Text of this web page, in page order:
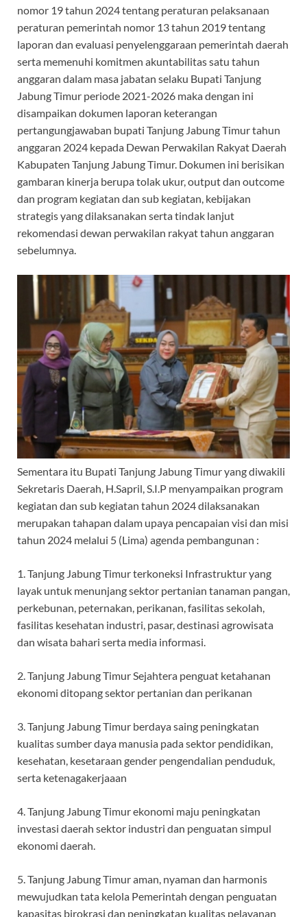
nomor 19 tahun 2024 tentang peraturan pelaksanaan
peraturan pemerintah nomor 13 tahun 2019 tentang
laporan dan evaluasi penyelenggaraan pemerintah daerah
serta memenuhi komitmen akuntabilitas satu tahun
anggaran dalam masa jabatan selaku Bupati Tanjung
Jabung Timur periode 2021-2026 maka dengan ini
disampaikan dokumen laporan keterangan
pertangungjawaban bupati Tanjung Jabung Timur tahun
anggaran 2024 kepada Dewan Perwakilan Rakyat Daerah
Kabupaten Tanjung Jabung Timur. Dokumen ini berisikan
gambaran kinerja berupa tolak ukur, output dan outcome
dan program kegiatan dan sub kegiatan, kebijakan
strategis yang dilaksanakan serta tindak lanjut
rekomendasi dewan perwakilan rakyat tahun anggaran
sebelumnya.
Sementara itu Bupati Tanjung Jabung Timur yang diwakili
Sekretaris Daerah, H.Sapril, S.I.P menyampaikan program
kegiatan dan sub kegiatan tahun 2024 dilaksanakan
merupakan tahapan dalam upaya pencapaian visi dan misi
tahun 2024 melalui 5 (Lima) agenda pembangunan :
1. Tanjung Jabung Timur terkoneksi Infrastruktur yang
layak untuk menunjang sektor pertanian tanaman pangan,
perkebunan, peternakan, perikanan, fasilitas sekolah,
fasilitas kesehatan industri, pasar, destinasi agrowisata
dan wisata bahari serta media informasi.
2. Tanjung Jabung Timur Sejahtera penguat ketahanan
ekonomi ditopang sektor pertanian dan perikanan
3. Tanjung Jabung Timur berdaya saing peningkatan
kualitas sumber daya manusia pada sektor pendidikan,
kesehatan, kesetaraan gender pengendalian penduduk,
serta ketenagakerjaaan
4. Tanjung Jabung Timur ekonomi maju peningkatan
investasi daerah sektor industri dan penguatan simpul
ekonomi daerah.
5. Tanjung Jabung Timur aman, nyaman dan harmonis
mewujudkan tata kelola Pemerintah dengan penguatan
kapasitas birokrasi dan peningkatan kualitas pelayanan